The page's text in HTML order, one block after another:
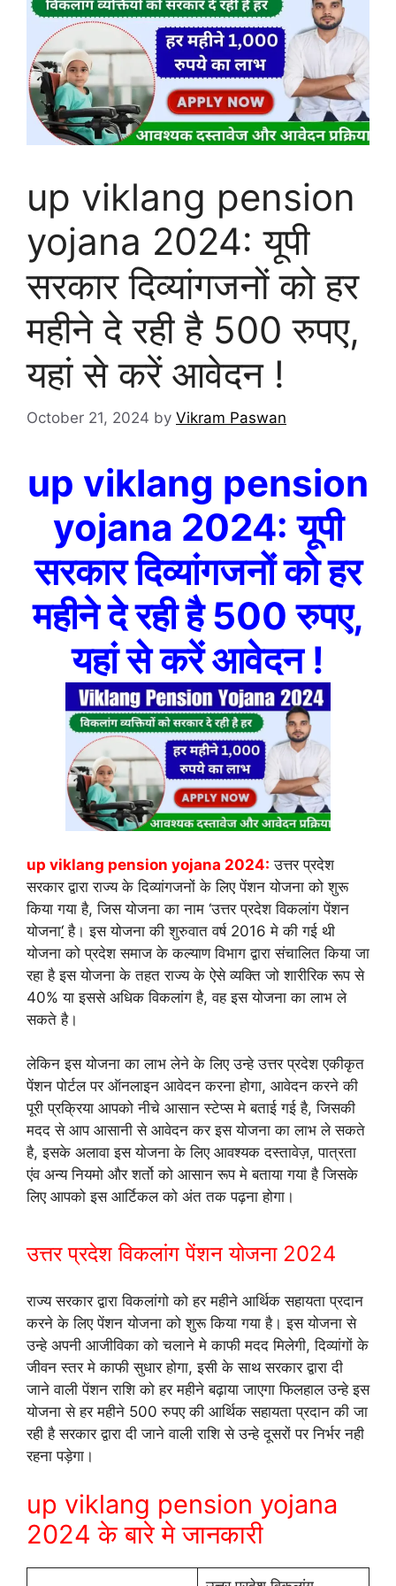
up viklang pension
yojana 2024: यूपी
सरकार दिव्यांगजनों को हर
महीने दे रही है 500 रुपए,
यहां से करें आवेदन !
October 21, 2024 by Vikram Paswan
up viklang pension
yojana 2024: यूपी
सरकार दिव्यांगजनों को हर
महीने दे रही है 500 रुपए,
यहां से करें आवेदन !
up viklang pension yojana 2024: उत्तर प्रदेश
सरकार द्वारा राज्य के दिव्यांगजनों के लिए पेंशन योजना को शुरू
किया गया है, जिस योजना का नाम ‘उत्तर प्रदेश विकलांग पेंशन
योजना‘ है। इस योजना की शुरुवात वर्ष 2016 मे की गई थी
योजना को प्रदेश समाज के कल्याण विभाग द्वारा संचालित किया जा
रहा है इस योजना के तहत राज्य के ऐसे व्यक्ति जो शारीरिक रूप से
40% या इससे अधिक विकलांग है, वह इस योजना का लाभ ले
सकते है।
लेकिन इस योजना का लाभ लेने के लिए उन्हे उत्तर प्रदेश एकीकृत
पेंशन पोर्टल पर ऑनलाइन आवेदन करना होगा, आवेदन करने की
पूरी प्रक्रिया आपको नीचे आसान स्टेप्स मे बताई गई है, जिसकी
मदद से आप आसानी से आवेदन कर इस योजना का लाभ ले सकते
है, इसके अलावा इस योजना के लिए आवश्यक दस्तावेज़, पात्रता
एंव अन्य नियमो और शर्तो को आसान रूप मे बताया गया है जिसके
लिए आपको इस आर्टिकल को अंत तक पढ़ना होगा।
उत्तर प्रदेश विकलांग पेंशन योजना 2024
राज्य सरकार द्वारा विकलांगो को हर महीने आर्थिक सहायता प्रदान
करने के लिए पेंशन योजना को शुरू किया गया है। इस योजना से
उन्हे अपनी आजीविका को चलाने मे काफी मदद मिलेगी, दिव्यांगों के
जीवन स्तर मे काफी सुधार होगा, इसी के साथ सरकार द्वारा दी
जाने वाली पेंशन राशि को हर महीने बढ़ाया जाएगा फिलहाल उन्हे इस
योजना से हर महीने 500 रुपए की आर्थिक सहायता प्रदान की जा
रही है सरकार द्वारा दी जाने वाली राशि से उन्हे दूसरों पर निर्भर नही
रहना पड़ेगा।
up viklang pension yojana
2024 के बारे मे जानकारी